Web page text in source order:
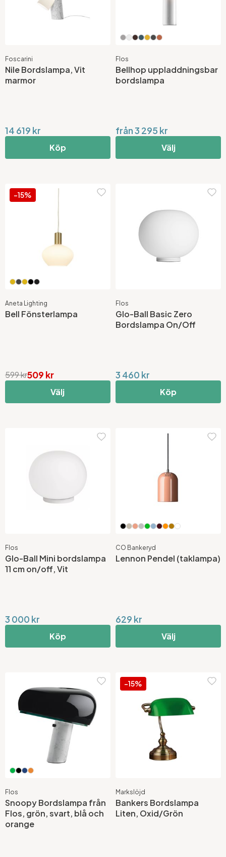
Foscarini
Nile Bordslampa, Vit
marmor
14 619 kr
Köp
Flos
Bellhop uppladdningsbar
bordslampa
från 3 295 kr
Välj
-15%
Aneta Lighting
Bell Fönsterlampa
509 kr
599 kr
Välj
Flos
Glo-Ball Basic Zero
Bordslampa On/Off
3 460 kr
Köp
Flos
Glo-Ball Mini bordslampa
11 cm on/off, Vit
3 000 kr
Köp
CO Bankeryd
Lennon Pendel (taklampa)
629 kr
Välj
Flos
Snoopy Bordslampa från
Flos, grön, svart, blå och
orange
-15%
Markslöjd
Bankers Bordslampa
Liten, Oxid/Grön